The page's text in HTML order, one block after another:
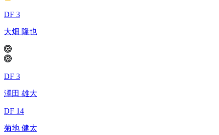
DF 3
大畑 隆也
DF 3
澤田 雄大
DF 14
菊地 健太